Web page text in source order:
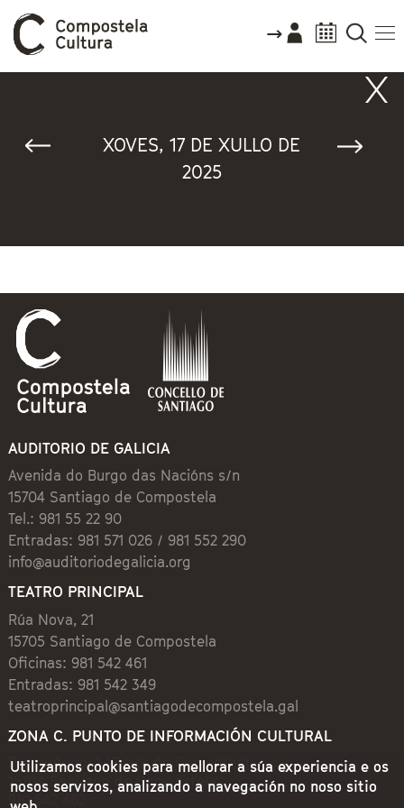
XOVES, 17 DE XULLO DE
2025
AUDITORIO DE GALICIA
Avenida do Burgo das Nacións s/n
15704 Santiago de Compostela
Tel.: 981 55 22 90
Entradas: 981 571 026 / 981 552 290
info@auditoriodegalicia.org
TEATRO PRINCIPAL
Rúa Nova, 21
15705 Santiago de Compostela
Oficinas: 981 542 461
Entradas: 981 542 349
teatroprincipal@santiagodecompostela.gal
ZONA C. PUNTO DE INFORMACIÓN CULTURAL
Preguntoiro, 1 (Praza de Cervantes)
15704 Santiago de Compostela
981 542 462
Utilizamos cookies para mellorar a súa experiencia e os
nosos servizos, analizando a navegación no noso sitio